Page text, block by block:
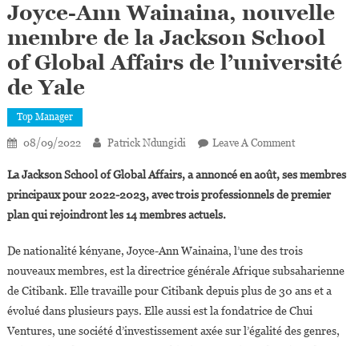
Joyce-Ann Wainaina, nouvelle
membre de la Jackson School
of Global Affairs de l’université
de Yale
Top Manager
08/09/2022 Patrick Ndungidi Leave A CommentOn
Ann
Wainaina,
De
La
Jackson
School
Of
La Jackson School of Global Affairs, a annoncé en août, ses membres
principaux pour 2022-2023, avec trois professionnels de premier
plan qui rejoindront les 14 membres actuels.
De nationalité kényane, Joyce-Ann Wainaina, l’une des trois
nouveaux membres, est la directrice générale Afrique subsaharienne
de Citibank. Elle travaille pour Citibank depuis plus de 30 ans et a
évolué dans plusieurs pays. Elle aussi est la fondatrice de Chui
Ventures, une société d’investissement axée sur l’égalité des genres,